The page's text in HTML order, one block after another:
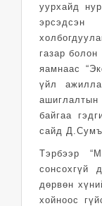
уурхайд
газар
яамнаас
үйл
байгаа
сайд
Тэрбээр
сонсохгүй
дөрвөн
хойноос